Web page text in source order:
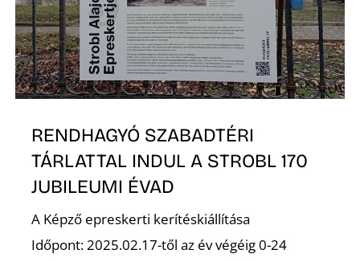
RENDHAGYÓ SZABADTÉRI
TÁRLATTAL INDUL A STROBL 170
JUBILEUMI ÉVAD
A Képző epreskerti kerítéskiállítása
Időpont: 2025.02.17-től az év végéig 0-24